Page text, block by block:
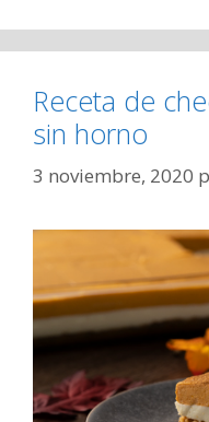
Receta de
sin horno
3 noviembre, 2020